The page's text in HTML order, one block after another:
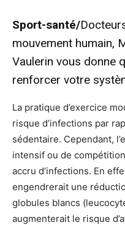
Sport-santé/
mouvement humain,
Vaulerin vous donne
renforcer votre
La pratique d’exercice
risque d’infections par
sédentaire. Cependant,
intensif ou de
accru d’infections. En
engendrerait une
globules blancs
augmenterait le risque